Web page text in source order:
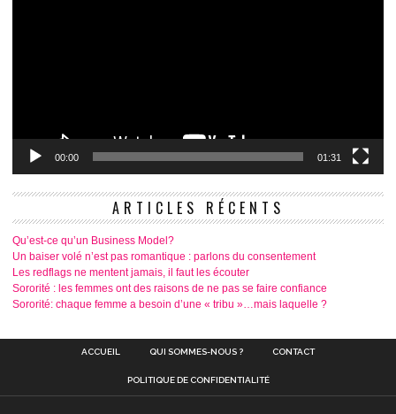
00:00 01:31
ARTICLES RÉCENTS
Qu’est-ce qu’un Business Model?
Un baiser volé n’est pas romantique : parlons du consentement
Les redflags ne mentent jamais, il faut les écouter
Sororité : les femmes ont des raisons de ne pas se faire confiance
Sororité: chaque femme a besoin d’une « tribu »…mais laquelle ?
ACCUEIL QUI SOMMES-NOUS ? CONTACT
POLITIQUE DE CONFIDENTIALITÉ